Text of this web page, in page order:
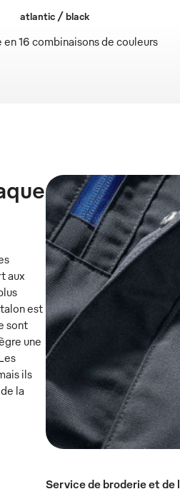
16 combinaisons de couleurs
atlantic / black
aux
est
sont
une
ils
la
Service de broderie et de